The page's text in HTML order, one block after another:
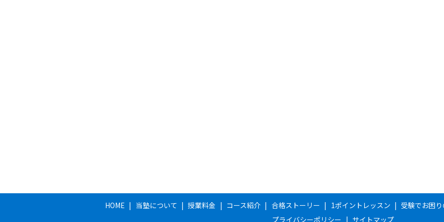
HOME 当塾について 授業料金 コース紹介 合格ストーリー 1ポイントレッスン 受験でお困
プライバシーポリシー
サイトマップ